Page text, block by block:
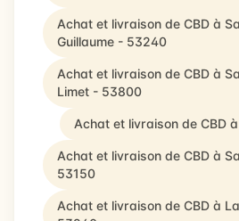
Achat et livraison de CBD à
Guillaume - 53240
Achat et livraison de CBD à
Limet - 53800
Achat et livraison de CBD
Achat et livraison de CBD à
53150
Achat et livraison de CBD à